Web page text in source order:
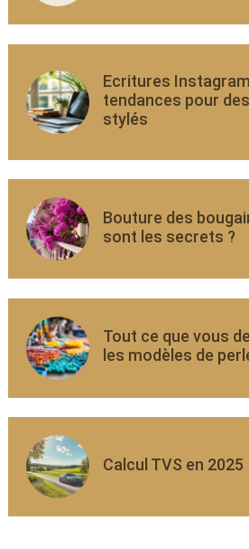
Ecritures
tendances pour
stylés
Bouture des
sont les secrets ?
Tout ce que vous
les modèles de
Calcul TVS en 2025